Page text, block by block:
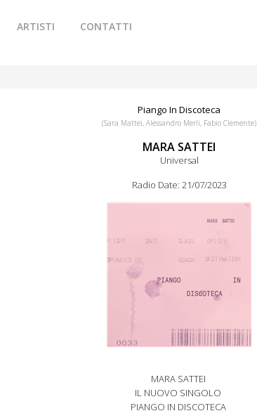
ARTISTI CONTATTI
Piango In Discoteca
(Sara Mattei, Alessandro Merli, Fabio Clemente)
MARA SATTEI
Universal
Radio Date: 21/07/2023
MARA SATTEI
IL NUOVO SINGOLO
PIANGO IN DISCOTECA